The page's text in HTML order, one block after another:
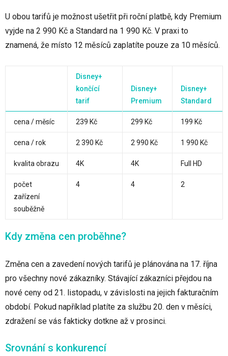
U obou tarifů je možnost ušetřit při roční platbě, kdy Premium
vyjde na 2 990 Kč a Standard na 1 990 Kč. V praxi to
znamená, že místo 12 měsíců zaplatíte pouze za 10 měsíců.
Disney+
končící
tarif
Disney+
Premium
Disney+
Standard
cena / měsíc 239 Kč 299 Kč 199 Kč
cena / rok 2 390 Kč 2 990 Kč 1 990 Kč
kvalita obrazu 4K 4K Full HD
počet
zařízení
souběžně
4 4 2
Kdy změna cen proběhne?
Změna cen a zavedení nových tarifů je plánována na 17. října
pro všechny nové zákazníky. Stávající zákazníci přejdou na
nové ceny od 21. listopadu, v závislosti na jejich fakturačním
období. Pokud například platíte za službu 20. den v měsíci,
zdražení se vás fakticky dotkne až v prosinci.
Srovnání s konkurencí